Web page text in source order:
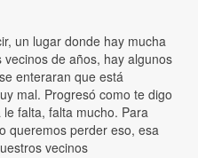
un lugar donde hay mucha
de años, hay algunos
enteraran que está
mal. Progresó como te digo
falta, falta mucho. Para
queremos perder eso, esa
vecinos